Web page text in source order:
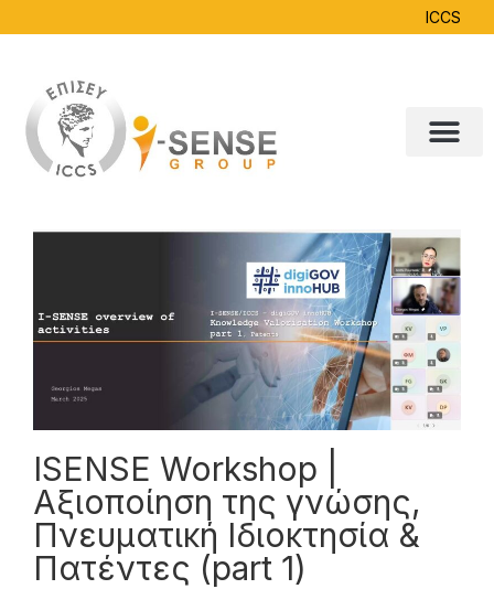
ICCS
ISENSE Workshop |
Αξιοποίηση της γνώσης,
Πνευματική Ιδιοκτησία &
Πατέντες (part 1)